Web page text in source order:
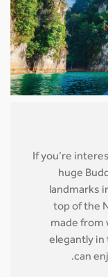
If you’re
huge
top of
made
elegantly
can